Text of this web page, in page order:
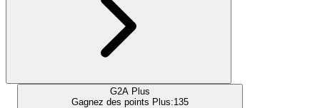
G2A Plus
Gagnez des points Plus:135